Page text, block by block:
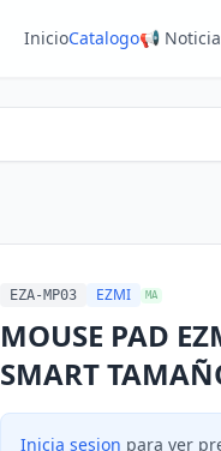
InicioCatalogo📢
EZA-MP03 EZMI MA
MOUSE PAD
SMART
Inicia sesion para ver